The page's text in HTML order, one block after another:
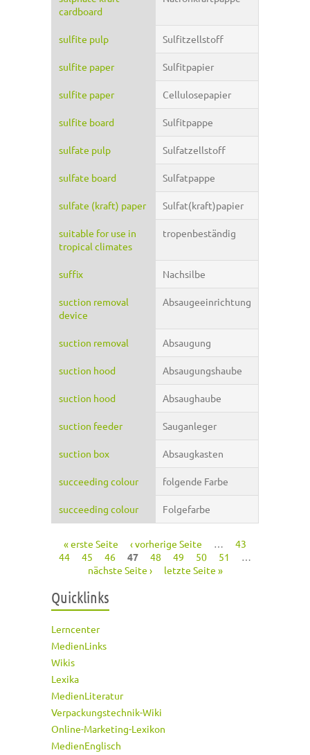
cardboard
sulfite pulp Sulfitzellstoff
sulfite paper Sulfitpapier
sulfite paper Cellulosepapier
sulfite board Sulfitpappe
sulfate pulp Sulfatzellstoff
sulfate board Sulfatpappe
sulfate (kraft) paper Sulfat(kraft)papier
suitable for use in
tropical climates
tropenbeständig
suffix Nachsilbe
suction removal
device
Absaugeeinrichtung
suction removal Absaugung
suction hood Absaugungshaube
suction hood Absaughaube
suction feeder Sauganleger
suction box Absaugkasten
succeeding colour folgende Farbe
succeeding colour Folgefarbe
Seiten
« erste Seite ‹ vorherige Seite …
43
44
45 46 47 48 49 50 51
…
nächste Seite ›
letzte Seite »
Quicklinks
Lerncenter
MedienLinks
Wikis
Lexika
MedienLiteratur
Verpackungstechnik-Wiki
Online-Marketing-Lexikon
MedienEnglisch